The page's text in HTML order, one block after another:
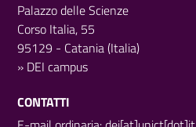
Palazzo delle Scienze
Corso Italia, 55
95129 - Catania (Italia)
» DEI campus
CONTATTI